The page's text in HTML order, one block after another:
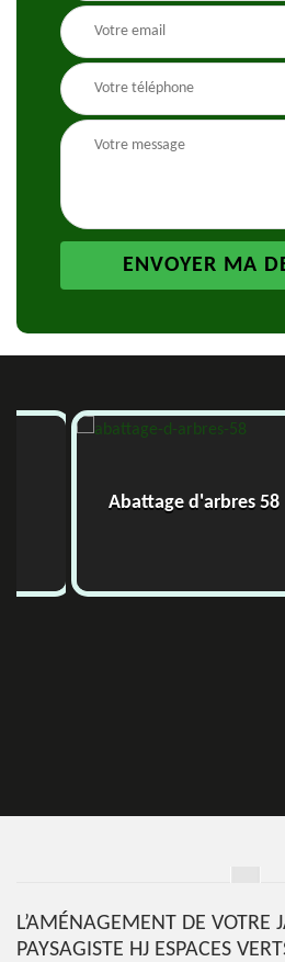
Abattage d'arbres 58
L’AMÉNAGEMENT DE VOTRE
PAYSAGISTE HJ ESPACES